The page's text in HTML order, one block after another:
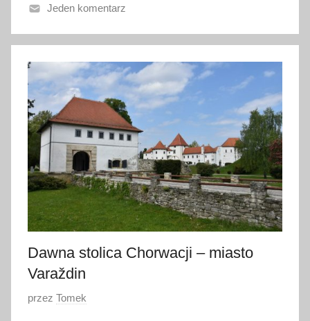
n
8
c
z
e
r
w
c
a
2
0
1
7
Jeden komentarz
Dawna stolica Chorwacji – miasto
Varaždin
O
przez Tomek